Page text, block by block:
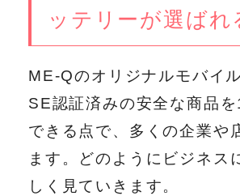
ッテリーが選ばれ
ME-Qのオリジナルモバイ
SE認証済みの安全な商品
できる点で、多くの企業や
ます。どのようにビジネス
しく見ていきます。